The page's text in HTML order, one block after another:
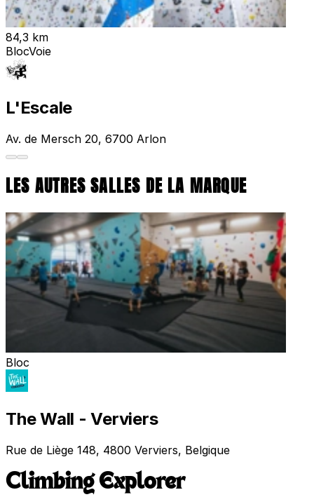
84,3 km
BlocVoie
L'Escale
Av. de Mersch 20, 6700 Arlon
LES AUTRES SALLES DE LA MARQUE
Bloc
The Wall - Verviers
Rue de Liège 148, 4800 Verviers, Belgique
Climbing Explorer